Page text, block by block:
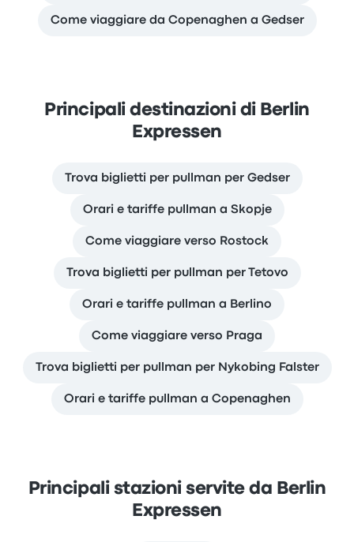
Come viaggiare da Copenaghen a Gedser
Principali destinazioni di Berlin
Expressen
Trova biglietti per pullman per Gedser
Orari e tariffe pullman a Skopje
Come viaggiare verso Rostock
Trova biglietti per pullman per Tetovo
Orari e tariffe pullman a Berlino
Come viaggiare verso Praga
Trova biglietti per pullman per Nykobing Falster
Orari e tariffe pullman a Copenaghen
Principali stazioni servite da Berlin
Expressen